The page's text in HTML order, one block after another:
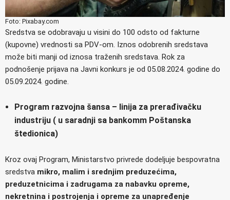
Foto: Pixabay.com
Sredstva se odobravaju u visini do 100 odsto od fakturne
(kupovne) vrednosti sa PDV-om. Iznos odobrenih sredstava
može biti manji od iznosa traženih sredstava. Rok za
podnošenje prijava na Javni konkurs je od 05.08.2024. godine do
05.09.2024. godine.
Program razvojna šansa – linija za prerađivačku
industriju ( u saradnji sa bankomm Poštanska
štedionica)
Kroz ovaj Program, Ministarstvo privrede dodeljuje bespovratna
sredstva mikro, malim i srednjim preduzećima,
preduzetnicima i zadrugama za nabavku opreme,
nekretnina i postrojenja i opreme za unapređenje